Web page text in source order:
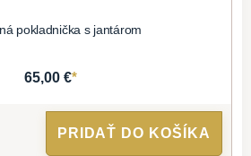
pokladnička s jantárom
65,00 €*
PRIDAŤ DO KOŠÍKA